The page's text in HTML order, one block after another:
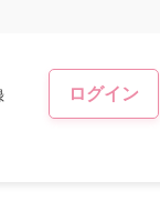
ログイン